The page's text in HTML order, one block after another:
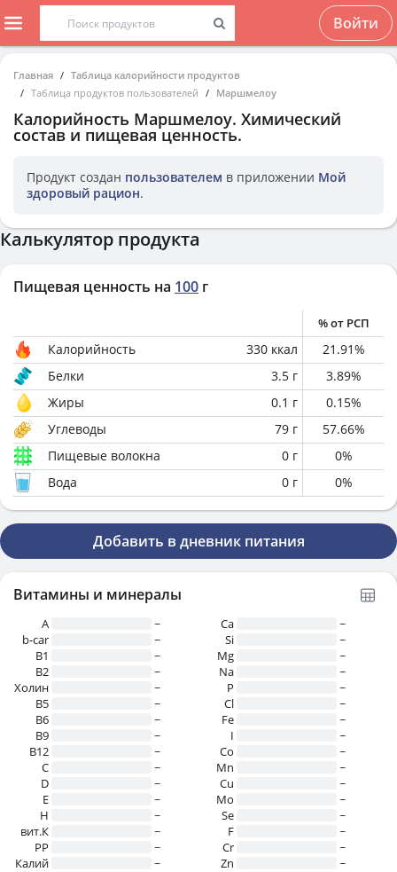
Войти
Главная
Таблица калорийности продуктов
Таблица продуктов пользователей
Маршмелоу
Калорийность Маршмелоу. Химический
состав и пищевая ценность.
Продукт создан пользователем в приложении Мой
здоровый рацион.
Калькулятор продукта
Пищевая ценность на 100 г
% от РСП
Калорийность 330 ккал 21.91%
Белки
3.5 г 3.89%
Жиры
0.1 г 0.15%
Углеводы
79 г 57.66%
Пищевые волокна
0 г 0%
Вода
0 г 0%
Добавить в дневник питания
Витамины и минералы
A
~
b-car
~
В1
~
B2
~
Холин
~
B5
~
B6
~
B9
~
B12
~
C
~
D
~
E
~
H
~
вит.К
~
PP
~
Калий
~
Ca
~
Si
~
Mg
~
Na
~
P
~
Cl
~
Fe
~
I
~
Co
~
Mn
~
Cu
~
Mo
~
Se
~
F
~
Cr
~
Zn
~